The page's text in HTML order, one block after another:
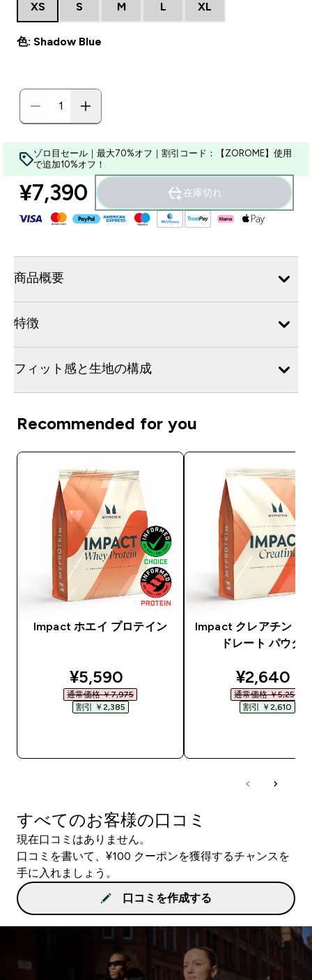
XS S M L XL
色: Shadow Blue
ゾロ目セール｜最大70%オフ｜割引コード：【ZOROME】使用
で追加10%オフ！
¥7,390‎ 在庫切れ
商品概要
特徴
フィット感と生地の構成
Recommended for you
Impact ホエイ プロテイン
discounted price
¥5,590‎
通常価格 ￥7,975‎
割引 ￥2,385‎
Impact クレアチン モ
ドレート パウダ
¥2,640‎
通常価格 ￥5,250‎
割引 ￥2,610‎
すべてのお客様の口コミ
現在口コミはありません。
口コミを書いて、¥100 クーポンを獲得するチャンスを
手に入れましょう。
口コミを作成する